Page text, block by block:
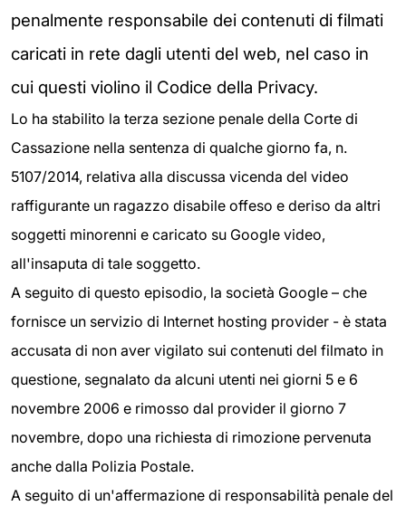
penalmente responsabile dei contenuti di filmati
caricati in rete dagli utenti del web, nel caso in
cui questi violino il Codice della Privacy.
Lo ha stabilito la terza sezione penale della Corte di
Cassazione nella sentenza di qualche giorno fa, n.
5107/2014, relativa alla discussa vicenda del video
raffigurante un ragazzo disabile offeso e deriso da altri
soggetti minorenni e caricato su Google video,
all'insaputa di tale soggetto.
A seguito di questo episodio, la società Google – che
fornisce un servizio di Internet hosting provider - è stata
accusata di non aver vigilato sui contenuti del filmato in
questione, segnalato da alcuni utenti nei giorni 5 e 6
novembre 2006 e rimosso dal provider il giorno 7
novembre, dopo una richiesta di rimozione pervenuta
anche dalla Polizia Postale.
A seguito di un'affermazione di responsabilità penale del